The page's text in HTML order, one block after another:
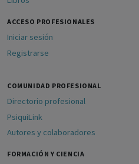
ACCESO PROFESIONALES
Iniciar sesión
Registrarse
COMUNIDAD PROFESIONAL
Directorio profesional
PsiquiLink
Autores y colaboradores
FORMACIÓN Y CIENCIA